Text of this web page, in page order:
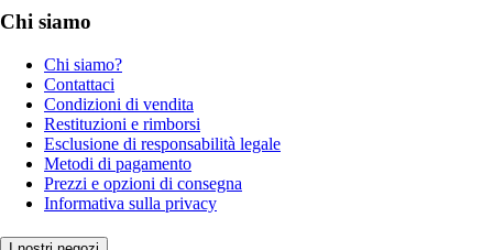
Chi siamo
Chi siamo?
Contattaci
Condizioni di vendita
Restituzioni e rimborsi
Esclusione di responsabilità legale
Metodi di pagamento
Prezzi e opzioni di consegna
Informativa sulla privacy